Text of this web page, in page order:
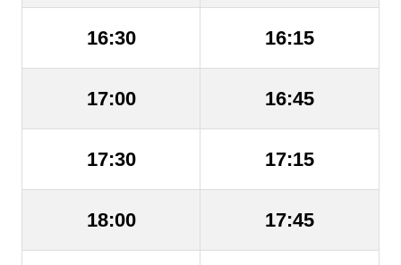
16:30 16:15
17:00 16:45
17:30 17:15
18:00 17:45